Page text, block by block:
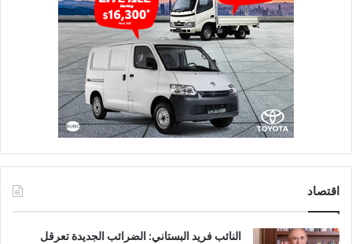
اقتصاد
النائب فريد البستاني: الضرائب الجديدة تعرقل